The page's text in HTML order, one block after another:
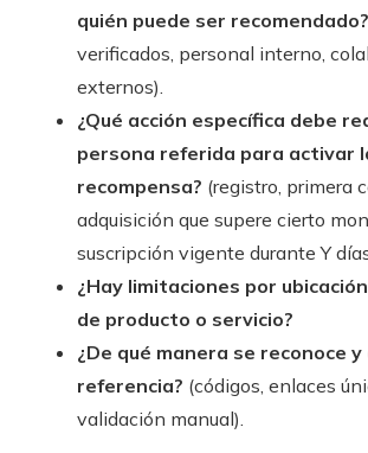
quién puede ser recomendado?
verificados, personal interno,
externos).
¿Qué acción específica debe
persona referida para activar
recompensa? (registro, primera
adquisición que supere cierto
suscripción vigente durante Y
¿Hay limitaciones por
de producto o servicio?
¿De qué manera se reconoce y
referencia? (códigos, enlaces
validación manual).